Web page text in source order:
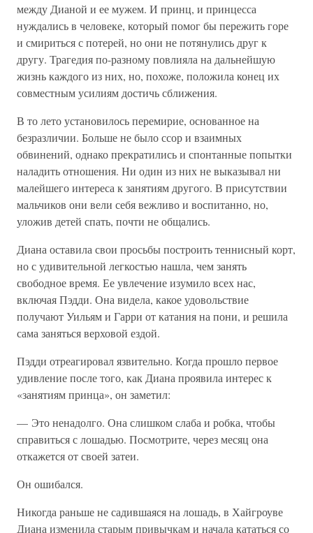
между Дианой и ее мужем. И принц, и принцесса
нуждались в человеке, который помог бы пережить горе
и смириться с потерей, но они не потянулись друг к
другу. Трагедия по-разному повлияла на дальнейшую
жизнь каждого из них, но, похоже, положила конец их
совместным усилиям достичь сближения.
В то лето установилось перемирие, основанное на
безразличии. Больше не было ссор и взаимных
обвинений, однако прекратились и спонтанные попытки
наладить отношения. Ни один из них не выказывал ни
малейшего интереса к занятиям другого. В присутствии
мальчиков они вели себя вежливо и воспитанно, но,
уложив детей спать, почти не общались.
Диана оставила свои просьбы построить теннисный корт,
но с удивительной легкостью нашла, чем занять
свободное время. Ее увлечение изумило всех нас,
включая Пэдди. Она видела, какое удовольствие
получают Уильям и Гарри от катания на пони, и решила
сама заняться верховой ездой.
Пэдди отреагировал язвительно. Когда прошло первое
удивление после того, как Диана проявила интерес к
«занятиям принца», он заметил:
— Это ненадолго. Она слишком слаба и робка, чтобы
справиться с лошадью. Посмотрите, через месяц она
откажется от своей затеи.
Он ошибался.
Никогда раньше не садившаяся на лошадь, в Хайгроуве
Диана изменила старым привычкам и начала кататься со